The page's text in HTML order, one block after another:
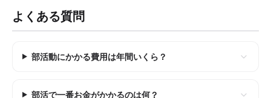
よくある質問
部活動にかかる費用は年間いくら？
部活で一番お金がかかるのは何？